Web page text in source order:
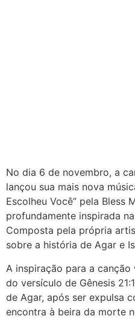
No dia 6 de novembro, a
lançou sua mais nova
Escolheu Você” pela Bless
profundamente inspirada
Composta pela própria
sobre a história de Agar e
A inspiração para a
do versículo de Gênesis
de Agar, após ser expulsa
encontra à beira da morte